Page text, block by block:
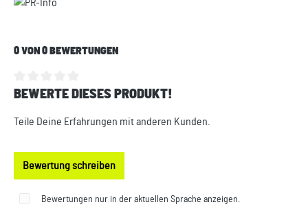
0 VON 0 BEWERTUNGEN
Durchschnittliche Bewertung von 0 von 5 Sternen
BEWERTE DIESES PRODUKT!
Teile Deine Erfahrungen mit anderen Kunden.
Bewertung schreiben
Bewertungen nur in der aktuellen Sprache anzeigen.